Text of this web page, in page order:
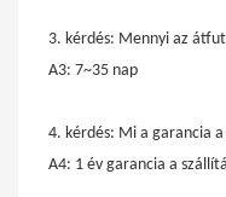
3. kérdés: Mennyi az
A3: 7~35 nap
4. kérdés: Mi a garancia
A4: 1 év garancia a